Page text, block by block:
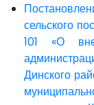
сельского
101 «О
Динского